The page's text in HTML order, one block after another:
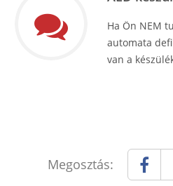
Ha Ön NEM
automata
van a
Megosztás: